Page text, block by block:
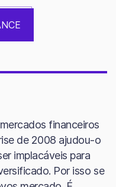
financeiros
de 2008 ajudou-o
implacáveis para
Por isso se